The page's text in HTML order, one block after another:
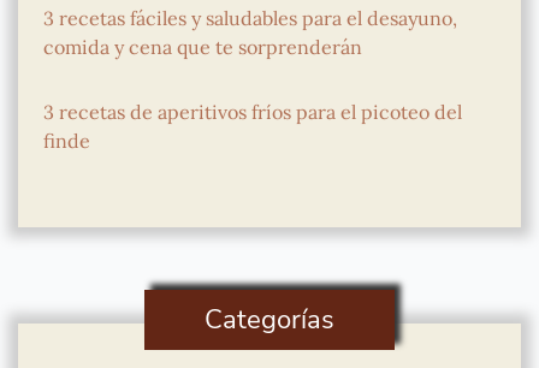
3 recetas fáciles y saludables para el desayuno,
comida y cena que te sorprenderán
3 recetas de aperitivos fríos para el picoteo del
finde
Categorías